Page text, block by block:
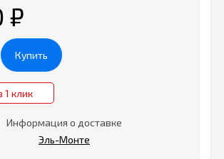
₽
Купить
1 клик
Информация о доставке
Эль-Монте